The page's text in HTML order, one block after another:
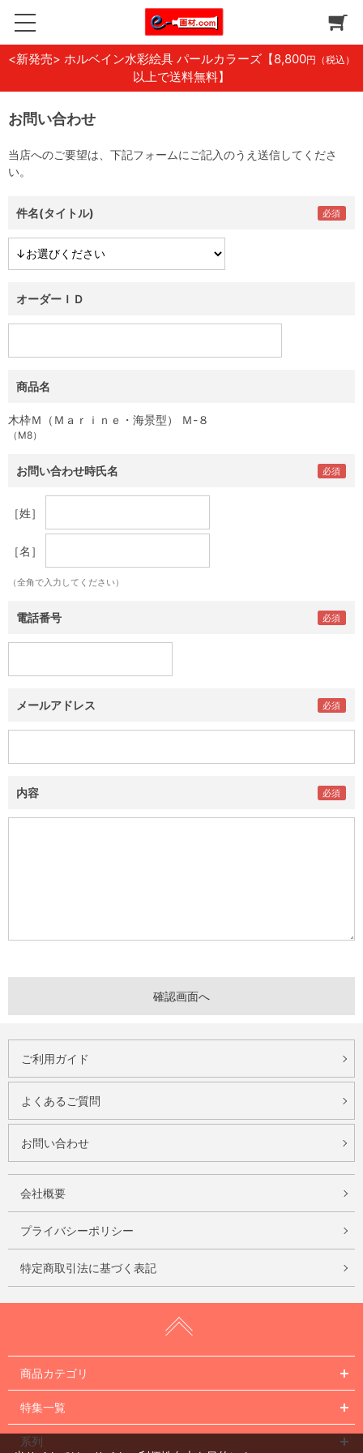
<新発売> ホルベイン水彩絵具 パールカラーズ 【8,800円（税込）
以上で送料無料】
お問い合わせ
当店へのご要望は、下記フォームにご記入のうえ送信してくださ
い。
件名(タイトル)
オーダーＩＤ
商品名
木枠Ｍ（Ｍａｒｉｎｅ・海景型） Ｍ-８
（M8）
お問い合わせ時氏名
［姓］
［名］
（全角で入力してください）
電話番号
メールアドレス
内容
ご利用ガイド
よくあるご質問
お問い合わせ
会社概要
プライバシーポリシー
特定商取引法に基づく表記
商品カテゴリ
特集一覧
系列